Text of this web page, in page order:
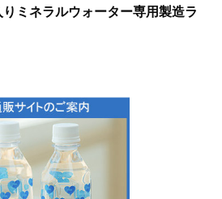
りミネラルウォーター専用製造ラ